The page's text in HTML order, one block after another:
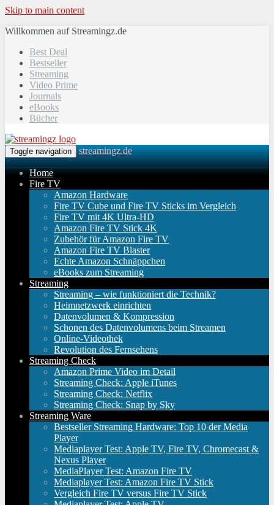
Skip to main content
Willkommen auf Streamingz.de
Best Deal
Bestseller
Streaming
Video Prime
Journals
eBooks
Bücher
Toggle navigation streamingz.de
Home
Fire TV
Amazon Hardware
Fire TV Cube und Fire TV Sticks im Vergleich
Fire TV mit 4K Ultra-HD
Amazon Fire TV Stick 4K
Zubehör für Amazon Fire TV
Amazon Fire TV Blaster
Echte Amazon Schnäppchen
eBooks zum Streaming
Streaming
Streaming – wie funktioniert die Technik?
Heimnetzwerk einrichten
Datenvolumen & Kompression
Schonen des Datenvolumens beim Streamen
Online-Videothek
Revolution des Fernsehens
Streaming Check
Amazon Prime Video im Detail
Streaming Check: Apple iTunes
Streaming Check: Netflix
Streaming Check: Snap by Sky
Streaming Ware
Bestseller Streaming Hardware: Top 10 der Media
Player
Mediaplayer Test: Apple TV, Fire TV, Chromecast &
Nexus Player
MediaPlayer Test: Amazon Fire TV
Mediaplayer Test: Amazon Fire TV Stick
Vergleich Fire TV versus Fire TV Stick